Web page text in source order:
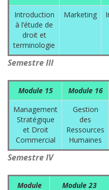
Introduction
à l’étude de
droit et
terminologie
Marketing
Semestre III
Module 15 Module 16
Management
Stratégique
et Droit
Commercial
Gestion
des
Ressources
Humaines
Semestre IV
Module
Module 23